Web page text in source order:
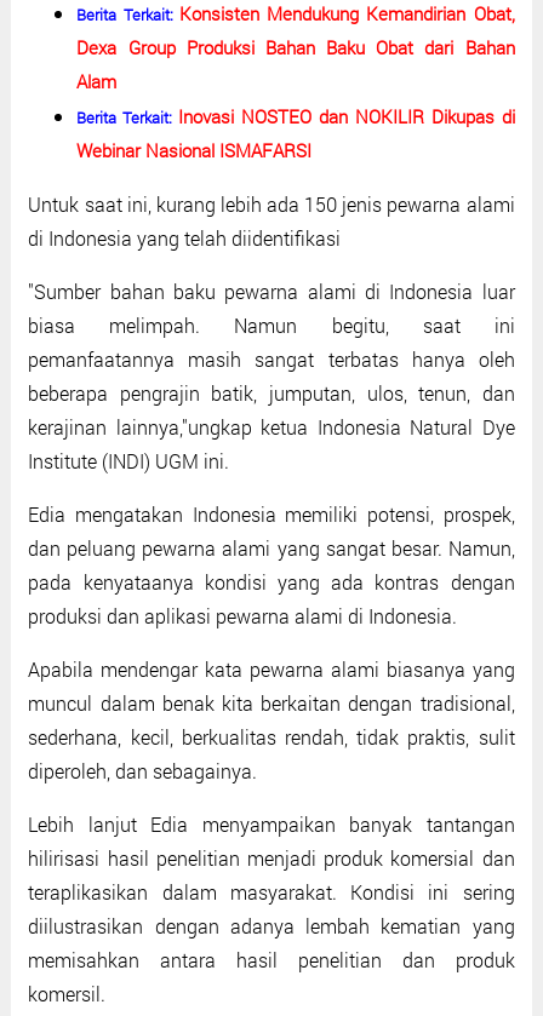
Berita Terkait: Konsisten Mendukung Kemandirian Obat,
Dexa Group Produksi Bahan Baku Obat dari Bahan
Alam
Berita Terkait: Inovasi NOSTEO dan NOKILIR Dikupas di
Webinar Nasional ISMAFARSI
Untuk saat ini, kurang lebih ada 150 jenis pewarna alami
di Indonesia yang telah diidentifikasi
"Sumber bahan baku pewarna alami di Indonesia luar
biasa melimpah. Namun begitu, saat ini
pemanfaatannya masih sangat terbatas hanya oleh
beberapa pengrajin batik, jumputan, ulos, tenun, dan
kerajinan lainnya,"ungkap ketua Indonesia Natural Dye
Institute (INDI) UGM ini.
Edia mengatakan Indonesia memiliki potensi, prospek,
dan peluang pewarna alami yang sangat besar. Namun,
pada kenyataanya kondisi yang ada kontras dengan
produksi dan aplikasi pewarna alami di Indonesia.
Apabila mendengar kata pewarna alami biasanya yang
muncul dalam benak kita berkaitan dengan tradisional,
sederhana, kecil, berkualitas rendah, tidak praktis, sulit
diperoleh, dan sebagainya.
Lebih lanjut Edia menyampaikan banyak tantangan
hilirisasi hasil penelitian menjadi produk komersial dan
teraplikasikan dalam masyarakat. Kondisi ini sering
diilustrasikan dengan adanya lembah kematian yang
memisahkan antara hasil penelitian dan produk
komersil.